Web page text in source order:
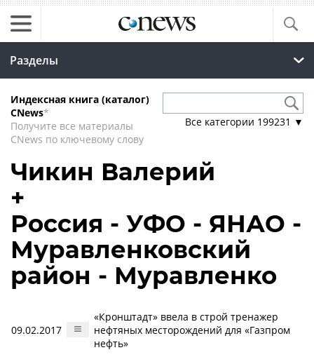
Разделы
Индексная книга (каталог)
CNews*
Получите все материалы
CNews по ключевому слову
Все категории 199231 ▼
Чикин Валерий
+
Россия - УФО - ЯНАО -
Муравленковский
район - Муравленко
09.02.2017
«Кронштадт» ввела в строй тренажер
нефтяных месторождений для «Газпром
нефть»